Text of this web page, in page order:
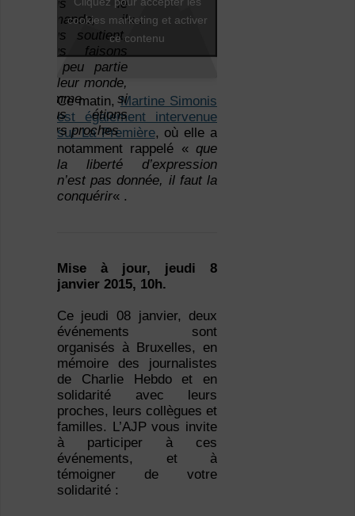
nous le
demande, il
nous soutient,
nous faisons
un peu partie
de leur monde,
comme si
nous étions
leurs proches
« .
cookies marketing et activer
ce contenu
Ce matin,Martine Simonis
est également intervenue
sur La Première, où elle a
notamment rappelé «que
la liberté d’expression
n’est pas donnée, il faut la
conquérir« .
Mise à jour, jeudi 8
janvier 2015, 10h.
Ce jeudi 08 janvier, deux
événements sont
organisés à Bruxelles, en
mémoire des journalistes
de Charlie Hebdo et en
solidarité avec leurs
proches, leurs collègues et
familles. L’AJP vous invite
à participer à ces
événements, et à
témoigner de votre
solidarité :